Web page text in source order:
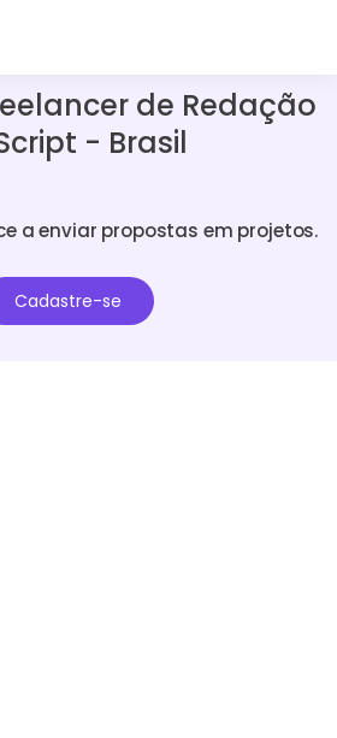
de Redação
- Brasil
a enviar propostas em projetos.
Cadastre-se